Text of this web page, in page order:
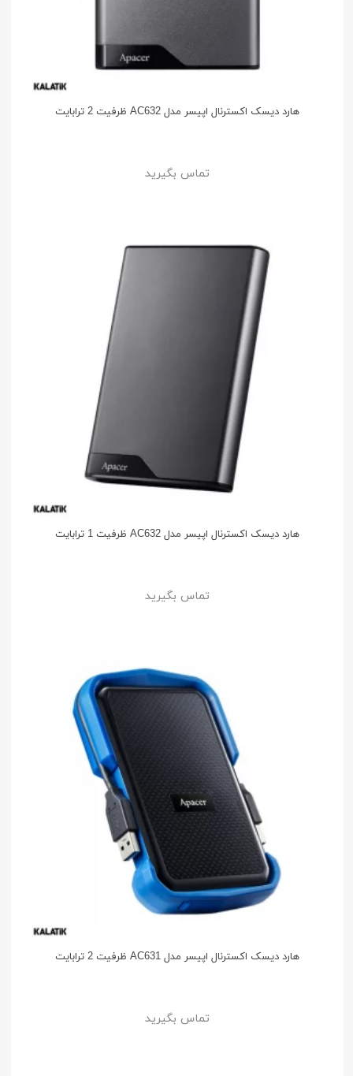
هارد دیسک اکسترنال اپیسر مدل AC632 ظرفیت 2 ترابایت
تماس بگیرید
هارد دیسک اکسترنال اپیسر مدل AC632 ظرفیت 1 ترابایت
تماس بگیرید
هارد دیسک اکسترنال اپیسر مدل AC631 ظرفیت 2 ترابایت
تماس بگیرید